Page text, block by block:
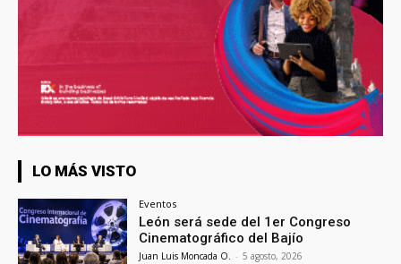
LO MÁS VISTO
Eventos
León será sede del 1er Congreso
Cinematográfico del Bajío
Juan Luis Moncada O. - 5 agosto, 2026